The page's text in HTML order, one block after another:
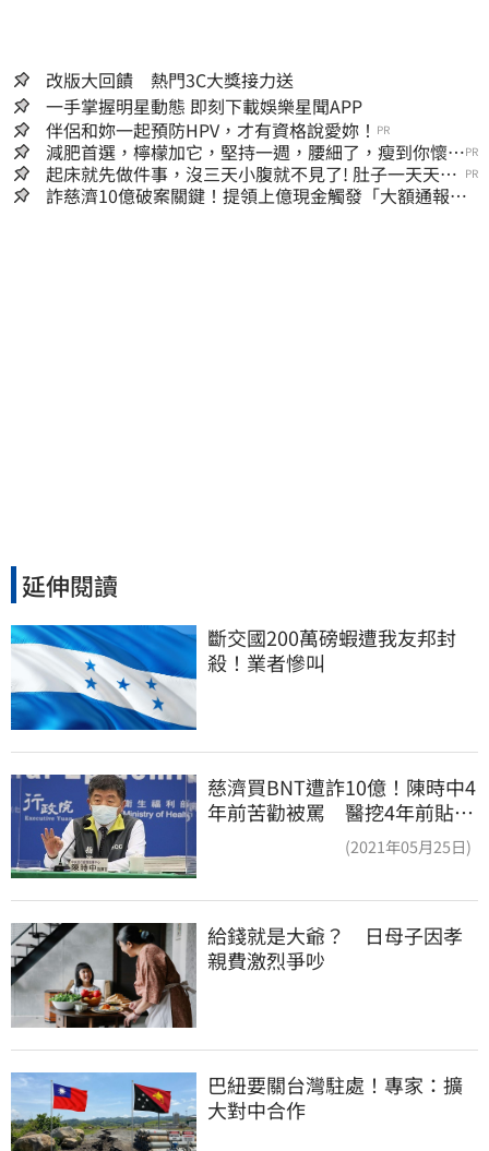
改版大回饋 熱門3C大獎接力送
一手掌握明星動態 即刻下載娛樂星聞APP
伴侶和妳一起預防HPV，才有資格說愛妳！ PR
減肥首選，檸檬加它，堅持一週，腰細了，瘦到你懷疑
人生
PR
起床就先做件事，沒三天小腹就不見了! 肚子一天天變
小！
PR
詐慈濟10億破案關鍵！提領上億現金觸發「大額通報」
延伸閱讀
斷交國200萬磅蝦遭我友邦封
殺！業者慘叫
慈濟買BNT遭詐10億！陳時中4
年前苦勸被罵 醫挖4年前貼
(2021年05月25日)
給錢就是大爺？　日母子因孝
親費激烈爭吵
巴紐要關台灣駐處！專家：擴
大對中合作